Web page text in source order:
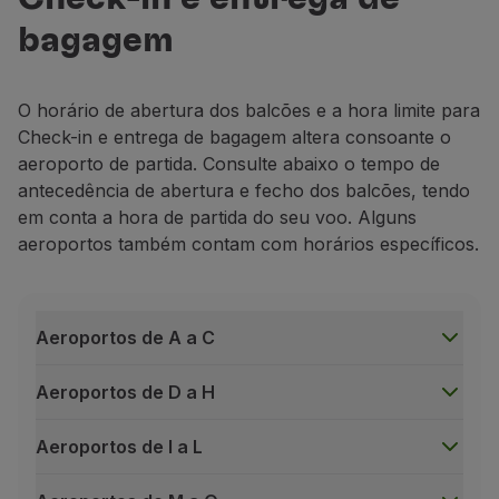
Identificar-se através do número de bilhete
Imprimir a sua etiqueta de bagagem.
Estão disponíveis em todos os aeroportos e
Em caso de assistência especial, e de modo a
Check-in Premium
Disponível apenas nos aeroportos de Lisboa e Porto,
Em Business - Top Executive ou Executive;
Em Economy Prime – Top Prime ou Prime;
Com Cartão Star Alliance Gold;
Ou que detenham um dos seguintes Cartões TAP
Cartão TAP Miles&Go Silver.
bagagem
O horário de abertura dos balcões e a hora limite para
Check-in e entrega de bagagem altera consoante o
aeroporto de partida. Consulte abaixo o tempo de
antecedência de abertura e fecho dos balcões, tendo
em conta a hora de partida do seu voo. Alguns
aeroportos também contam com horários específicos.
Aeroportos de A a C
Aeroportos de D a H
Aeroportos de I a L